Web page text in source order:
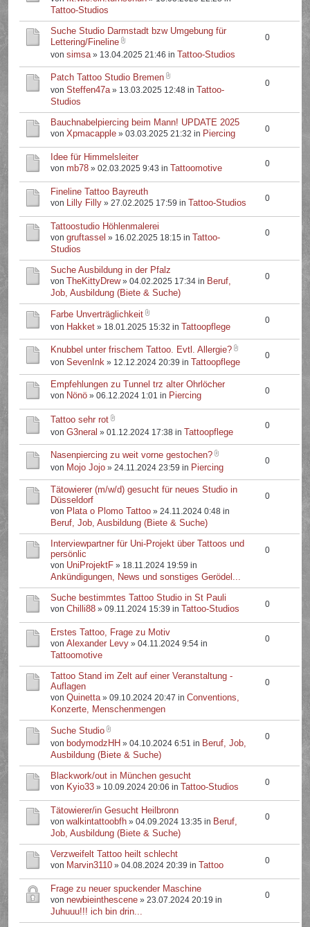
Tattoo-Studios
Suche Studio Darmstadt bzw Umgebung für
Lettering/Fineline
vonsimsa» 13.04.2025 21:46 in Tattoo-Studios
0
Patch Tattoo Studio Bremen
vonSteffen47a» 13.03.2025 12:48 in Tattoo-
Studios
0
Bauchnabelpiercing beim Mann! UPDATE 2025
vonXpmacapple » 03.03.2025 21:32 in Piercing 0
Idee für Himmelsleiter
vonmb78 » 02.03.2025 9:43 in Tattoomotive 0
Fineline Tattoo Bayreuth
von Lilly Filly » 27.02.2025 17:59 in Tattoo-Studios 0
Tattoostudio Höhlenmalerei
vongruftassel » 16.02.2025 18:15 in Tattoo-
Studios
0
Suche Ausbildung in der Pfalz
von TheKittyDrew» 04.02.2025 17:34 in Beruf,
Job, Ausbildung (Biete & Suche)
0
Farbe Unverträglichkeit
von Hakket » 18.01.2025 15:32 in Tattoopflege
0
Knubbel unter frischem Tattoo. Evtl. Allergie?
vonSevenInk » 12.12.2024 20:39 in Tattoopflege
0
Empfehlungen zu Tunnel trz alter Ohrlöcher
von Nönö » 06.12.2024 1:01 in Piercing 0
Tattoo sehr rot
vonG3neral » 01.12.2024 17:38 in Tattoopflege
0
Nasenpiercing zu weit vorne gestochen?
von Mojo Jojo » 24.11.2024 23:59 in Piercing
0
Tätowierer (m/w/d) gesucht für neues Studio in
Düsseldorf
von Plata o Plomo Tattoo » 24.11.2024 0:48 in
Beruf, Job, Ausbildung (Biete & Suche)
0
Interviewpartner für Uni-Projekt über Tattoos und
persönlic
von UniProjektF » 18.11.2024 19:59 in
Ankündigungen, News und sonstiges Gerödel...
0
Suche bestimmtes Tattoo Studio in St Pauli
vonChilli88 » 09.11.2024 15:39 in Tattoo-Studios 0
Erstes Tattoo, Frage zu Motiv
vonAlexander Levy » 04.11.2024 9:54 in
Tattoomotive
0
Tattoo Stand im Zelt auf einer Veranstaltung -
Auflagen
vonQuinetta» 09.10.2024 20:47 inConventions,
Konzerte, Menschenmengen
0
Suche Studio
von bodymodzHH » 04.10.2024 6:51 in Beruf, Job,
Ausbildung (Biete & Suche)
0
Blackwork/out in München gesucht
von Kyio33 » 10.09.2024 20:06 in Tattoo-Studios 0
Tätowierer/in Gesucht Heilbronn
vonwalkintattoobfh » 04.09.2024 13:35 in Beruf,
Job, Ausbildung (Biete & Suche)
0
Verzweifelt Tattoo heilt schlecht
von Marvin3110 » 04.08.2024 20:39 in Tattoo 0
Frage zu neuer spuckender Maschine
vonnewbieinthescene » 23.07.2024 20:19 in
Juhuuu!!! ich bin drin...
0